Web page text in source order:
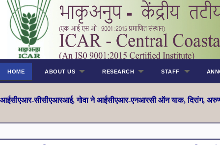
HOME ABOUT US RESEARCH STAFF
आईसीएआर-सीसीएआरआई,गोवा ने आईसीएआर-एनआरसी ऑन याक,दिरांग,